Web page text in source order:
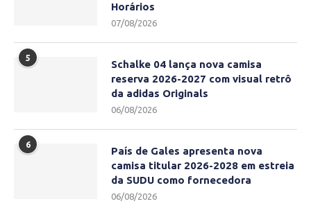
Horários
07/08/2026
5
Schalke 04 lança nova camisa
reserva 2026-2027 com visual retrô
da adidas Originals
06/08/2026
6
País de Gales apresenta nova
camisa titular 2026-2028 em estreia
da SUDU como fornecedora
06/08/2026